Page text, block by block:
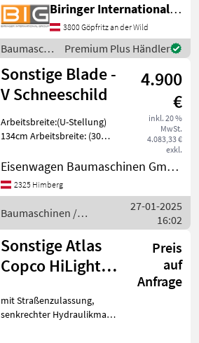
Biringer International GmbH
3800 Göpfritz an der Wild
Baumaschinen
/ Sonstige
Premium Plus Händler
Sonstige Blade -
V Schneeschild
4.900
€
inkl. 20 %
MwSt.
4.083,33 €
exkl.
Arbeitsbreite:(U-Stellung)
134cm Arbeitsbreite: (30
Arbeitsbreite: (V-Stellung)
grad Aufnahme Bobcat
Eisenwagen Baumaschinen GmbH
2325 Himberg
Baumaschinen /
Sonstige
27-01-2025
16:02
Sonstige Atlas
Copco HiLight
Preis
auf
Anfrage
mit Straßenzulassung,
senkrechter Hydraulikmast